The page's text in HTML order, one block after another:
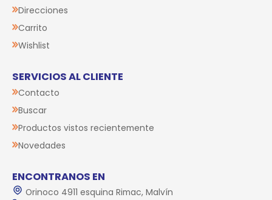
Direcciones
Carrito
Wishlist
SERVICIOS AL CLIENTE
Contacto
Buscar
Productos vistos recientemente
Novedades
ENCONTRANOS EN
Orinoco 4911 esquina Rimac, Malvín